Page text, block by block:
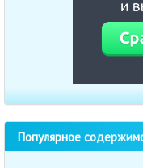
Популярное